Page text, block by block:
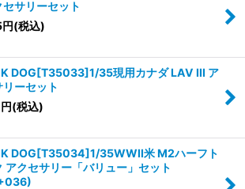
セサリーセット
円(税込)
DOG[T35033]1/35現用カナダ LAV III ア
リーセット
円(税込)
DOG[T35034]1/35WWII米 M2ハーフト
アクセサリー「バリュー」セット